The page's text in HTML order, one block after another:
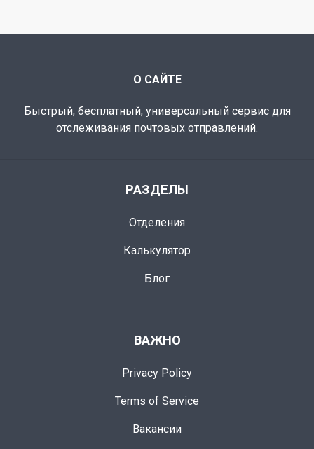
О САЙТЕ
Быстрый, бесплатный, универсальный сервис для
отслеживания почтовых отправлений.
РАЗДЕЛЫ
Отделения
Калькулятор
Блог
ВАЖНО
Privacy Policy
Terms of Service
Вакансии